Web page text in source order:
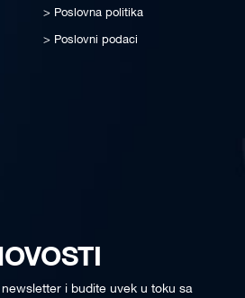
Poslovna politika
Poslovni podaci
i budite uvek u toku sa